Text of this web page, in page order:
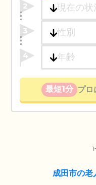
2
3
4
最短1分 プロ
成田市の老